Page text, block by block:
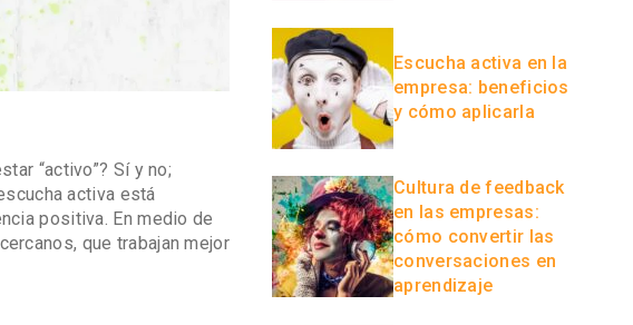
“activo”? Sí y no;
activa está
positiva. En medio de
que trabajan mejor
Escucha activa en la
empresa: beneficios
y cómo aplicarla
Cultura de feedback
en las empresas:
cómo convertir las
conversaciones en
aprendizaje